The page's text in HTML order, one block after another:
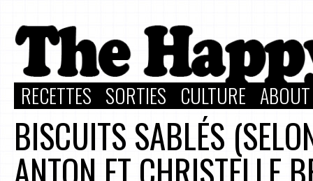
RECETTES SORTIES CULTURE
BISCUITS SABLÉS
ANTON ET CHRISTELLE